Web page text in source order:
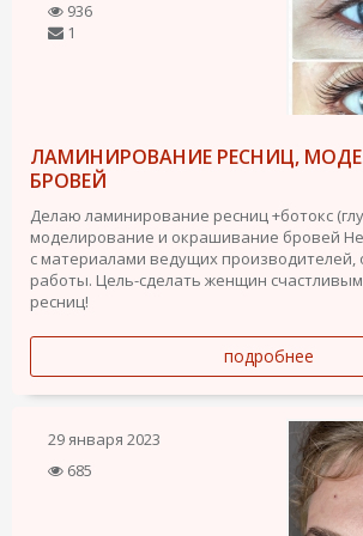
936
1
ЛАМИНИРОВАНИЕ РЕСНИЦ,
БРОВЕЙ
Делаю ламинирование ресниц +ботокс
моделирование и окрашивание бровей
с материалами ведущих
работы. Цель-сделать женщин
ресниц!
подробнее
29 января 2023
685